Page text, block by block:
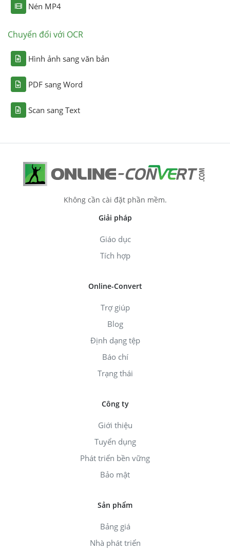
Nén MP4
Chuyển đổi với OCR
Hình ảnh sang văn bản
PDF sang Word
Scan sang Text
Không cần cài đặt phần mềm.
Giải pháp
Giáo dục
Tích hợp
Online-Convert
Trợ giúp
Blog
Định dạng tệp
Báo chí
Trạng thái
Công ty
Giới thiệu
Tuyển dụng
Phát triển bền vững
Bảo mật
Sản phẩm
Bảng giá
Nhà phát triển